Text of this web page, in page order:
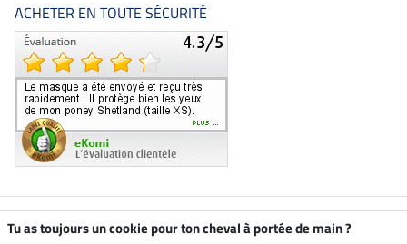
ACHETER EN TOUTE SÉCURITÉ
Boutique climatiquement
Tu as toujours un cookie pour ton cheval à portée de main ?